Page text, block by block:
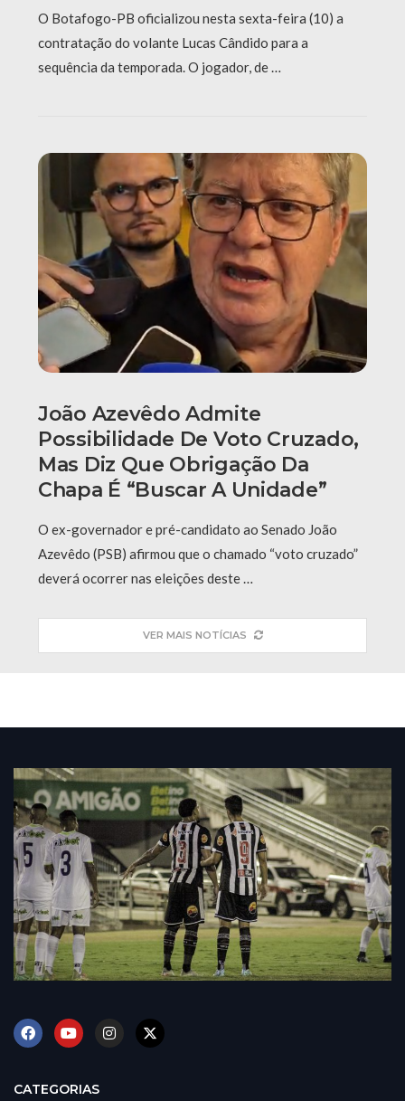
O Botafogo-PB oficializou nesta sexta-feira (10) a
contratação do volante Lucas Cândido para a
sequência da temporada. O jogador, de …
João Azevêdo Admite
Possibilidade De Voto Cruzado,
Mas Diz Que Obrigação Da
Chapa É “buscar A Unidade”
O ex-governador e pré-candidato ao Senado João
Azevêdo (PSB) afirmou que o chamado “voto cruzado”
deverá ocorrer nas eleições deste …
VER MAIS NOTÍCIAS
CATEGORIAS